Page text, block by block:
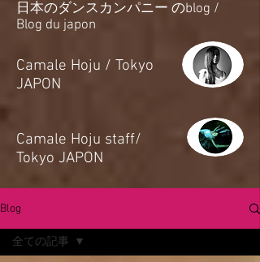
日本のダンスカンパニー のblog /
Blog du japon
​Camale Hoju / Tokyo
JAPON
​Camale Hoju staff/
Tokyo JAPON
Blog
全ての記事